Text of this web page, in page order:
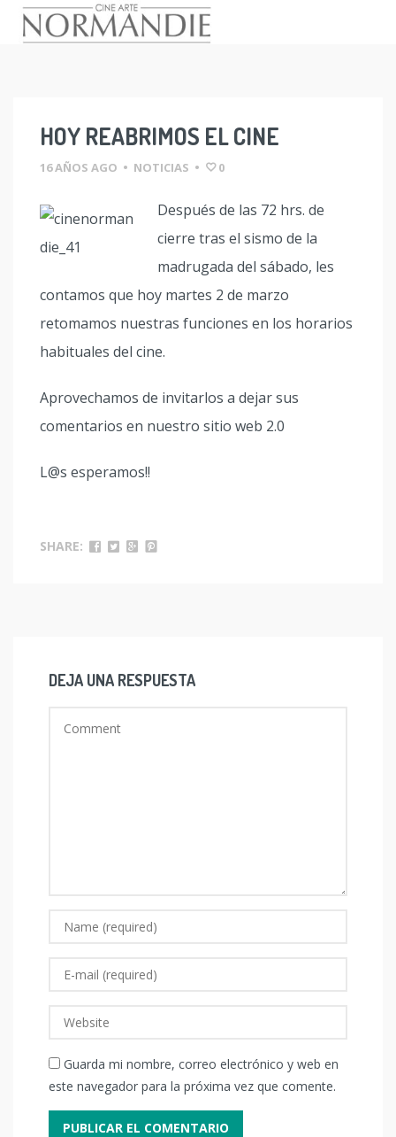
HOY REABRIMOS EL CINE
16 AÑOS AGO • NOTICIAS • 0
Después de las 72 hrs. de
cierre tras el sismo de la
madrugada del sábado, les
contamos que hoy martes 2 de marzo
retomamos nuestras funciones en los horarios
habituales del cine.
Aprovechamos de invitarlos a dejar sus
comentarios en nuestro sitio web 2.0
L@s esperamos!!
SHARE:
DEJA UNA RESPUESTA
Guarda mi nombre, correo electrónico y web en
este navegador para la próxima vez que comente.